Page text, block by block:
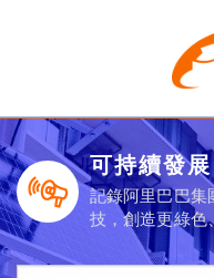
可持續發展
記錄阿里巴巴集
技，創造更綠色